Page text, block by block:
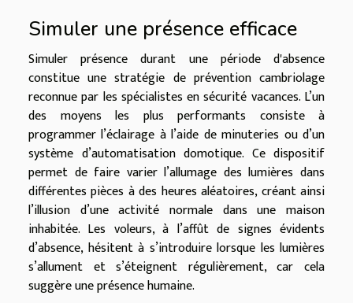
Simuler une présence efficace
Simuler présence durant une période d'absence
constitue une stratégie de prévention cambriolage
reconnue par les spécialistes en sécurité vacances. L’un
des moyens les plus performants consiste à
programmer l’éclairage à l’aide de minuteries ou d’un
système d’automatisation domotique. Ce dispositif
permet de faire varier l’allumage des lumières dans
différentes pièces à des heures aléatoires, créant ainsi
l’illusion d’une activité normale dans une maison
inhabitée. Les voleurs, à l’affût de signes évidents
d’absence, hésitent à s’introduire lorsque les lumières
s’allument et s’éteignent régulièrement, car cela
suggère une présence humaine.